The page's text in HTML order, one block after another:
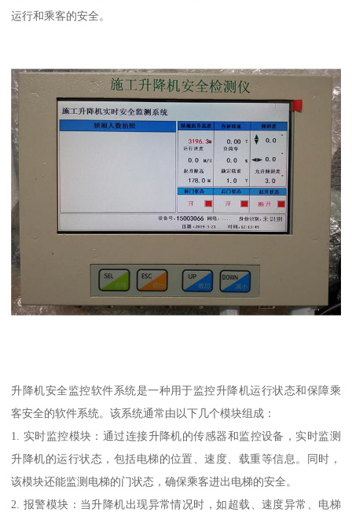
运行和乘客的安全。
升降机安全监控软件系统是一种用于监控升降机运行状态和保障乘
客安全的软件系统。该系统通常由以下几个模块组成：
1. 实时监控模块：通过连接升降机的传感器和监控设备，实时监测
升降机的运行状态，包括电梯的位置、速度、载重等信息。同时，
该模块还能监测电梯的门状态，确保乘客进出电梯的安全。
2. 报警模块：当升降机出现异常情况时，如超载、速度异常、电梯